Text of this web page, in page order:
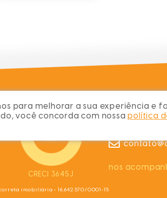
CRECI 3645J
imobiliária - 16.642.570/0001-15
chame no
nos
para melhorar a sua experiência e
você concorda com nossapolítica